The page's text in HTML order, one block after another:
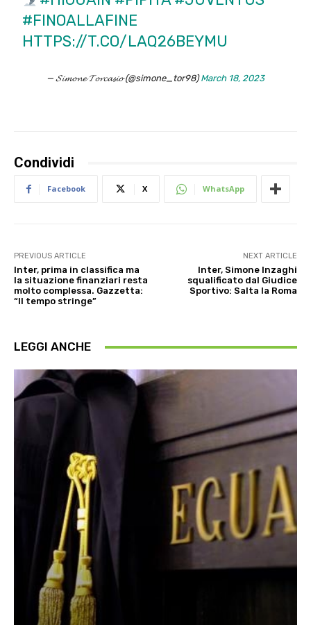
#FINOALLAFINE
HTTPS://T.CO/LAQ26BEYMU
— 𝓢𝓲𝓶𝓸𝓷𝓮 𝓣𝓸𝓻𝓬𝓪𝓼𝓲𝓸 (@simone_tor98)March 18, 2023
Condividi
Facebook X WhatsApp
PREVIOUS ARTICLE
Inter, prima in classifica ma
la situazione finanziari resta
molto complessa. Gazzetta:
“Il tempo stringe”
NEXT ARTICLE
Inter, Simone Inzaghi
squalificato dal Giudice
Sportivo: Salta la Roma
LEGGI ANCHE